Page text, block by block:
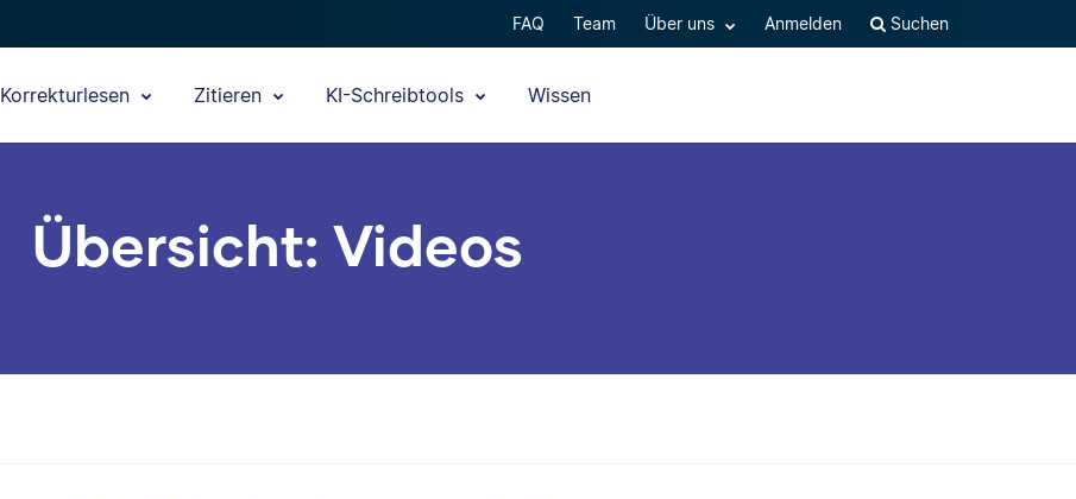
FAQ Team Über uns Anmelden Suchen
Korrekturlesen Zitieren KI-Schreibtools Wissen
Übersicht: Videos